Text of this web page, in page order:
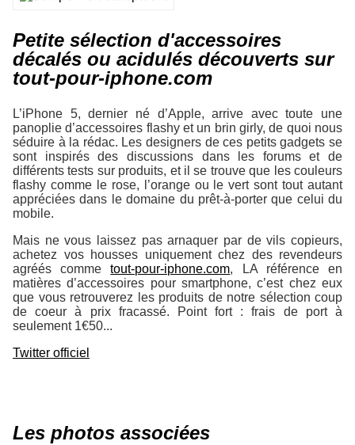
Petite sélection d'accessoires
décalés ou acidulés découverts sur
tout-pour-iphone.com
L’iPhone 5, dernier né d’Apple, arrive avec toute une
panoplie d’accessoires flashy et un brin girly, de quoi nous
séduire à la rédac. Les designers de ces petits gadgets se
sont inspirés des discussions dans les forums et de
différents tests sur produits, et il se trouve que les couleurs
flashy comme le rose, l’orange ou le vert sont tout autant
appréciées dans le domaine du prêt-à-porter que celui du
mobile.
Mais ne vous laissez pas arnaquer par de vils copieurs,
achetez vos housses uniquement chez des revendeurs
agréés commetout-pour-iphone.com, LA référence en
matières d’accessoires pour smartphone, c’est chez eux
que vous retrouverez les produits de notre sélection coup
de coeur à prix fracassé. Point fort : frais de port à
seulement 1€50...
Twitter officiel
Les photos associées